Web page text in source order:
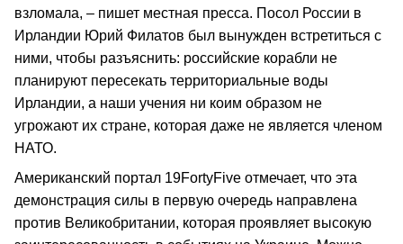
взломала, – пишет местная пресса. Посол России в
Ирландии Юрий Филатов был вынужден встретиться с
ними, чтобы разъяснить: российские корабли не
планируют пересекать территориальные воды
Ирландии, а наши учения ни коим образом не
угрожают их стране, которая даже не является членом
НАТО.
Американский портал 19FortyFive отмечает, что эта
демонстрация силы в первую очередь направлена
против Великобритании, которая проявляет высокую